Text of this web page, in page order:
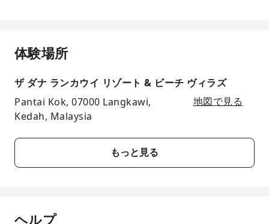
体験場所
ザ ダナ ランカウイ リゾート & ビーチ ヴィラズ
Pantai Kok, 07000 Langkawi,
Kedah, Malaysia
地図で見る
もっと見る
ヘルプ